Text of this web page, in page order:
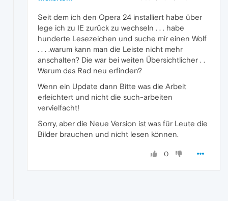
Seit dem ich den Opera 24 installiert habe über
lege ich zu IE zurück zu wechseln . . . habe
hunderte Lesezeichen und suche mir einen Wolf
. . . .warum kann man die Leiste nicht mehr
anschalten? Die war bei weiten Übersichtlicher . .
Warum das Rad neu erfinden?
Wenn ein Update dann Bitte was die Arbeit
erleichtert und nicht die such-arbeiten
vervielfacht!
Sorry, aber die Neue Version ist was für Leute die
Bilder brauchen und nicht lesen können.
0